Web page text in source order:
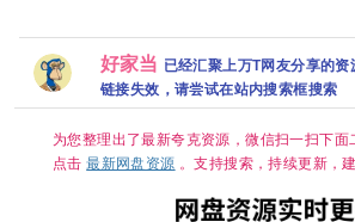
集】
【韩语】【中
文字幕】
【13.7G】惊
悚 悬疑 」
王传
好家当 已经汇聚上万T网友分享的
链接失效，请尝试在站内搜索框搜索
为您整理出了最新夸克资源，微信扫一扫下
点击最新网盘资源 。支持搜索，持续更新，